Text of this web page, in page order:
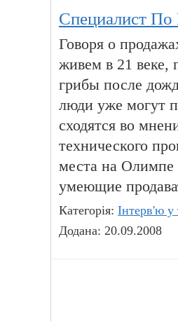
Специалист
Говоря о
живем в 21 веке,
грибы после
люди уже могут
сходятся во
технического
места на Олимпе
умеющие
Категорія: Інтерв'ю у
Додана: 20.09.2008